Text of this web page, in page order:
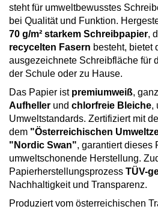
steht für umweltbewusstes
bei Qualität und Funktion.
70 g/m² starkem Schreibpapier,
recycelten Fasern besteht, bietet
ausgezeichnete Schreibfläche für
der Schule oder zu Hause.
Das Papier ist premiumweiß,
Aufheller und chlorfreie Bleiche,
Umweltstandards. Zertifiziert mit
dem "Österreichischen
"Nordic Swan", garantiert dieses
umweltschonende Herstellung.
Papierherstellungsprozess TÜV-
Nachhaltigkeit und Transparenz.
Produziert vom österreichischen